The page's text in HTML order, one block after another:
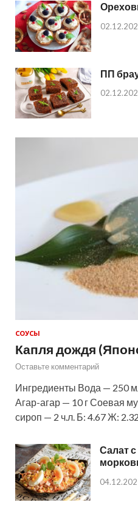
ПП
СОУСЫ
Капля дождя
Оставьте комментарий
Ингредиенты Вода — 250
Агар-агар — 10 г Соевая
сироп — 2 ч.л. Б: 4.67 Ж:
Салат с